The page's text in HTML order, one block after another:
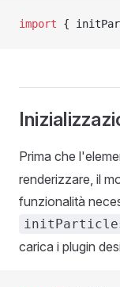
import {
Prima che
renderizzare, il
funzionalità
carica i plugin